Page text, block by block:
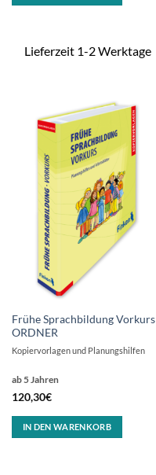
Lieferzeit 1-2 Werktage
Frühe Sprachbildung Vorkurs
ORDNER
ab 5 Jahren
120,30€
Kopiervorlagen und Planungshilfen
IN DEN WARENKORB